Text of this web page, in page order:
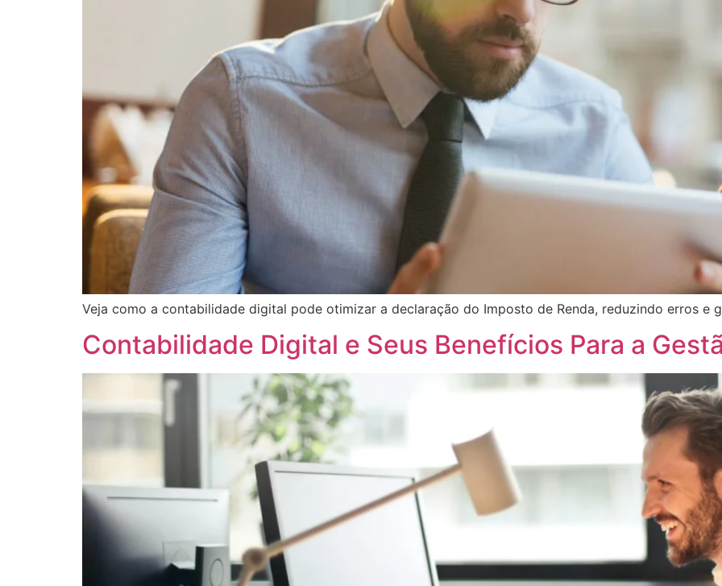
Veja como a contabilidade digital pode otimizar a declaração do Imposto de Renda, reduzindo erros e
Contabilidade Digital e Seus Benefícios Para a